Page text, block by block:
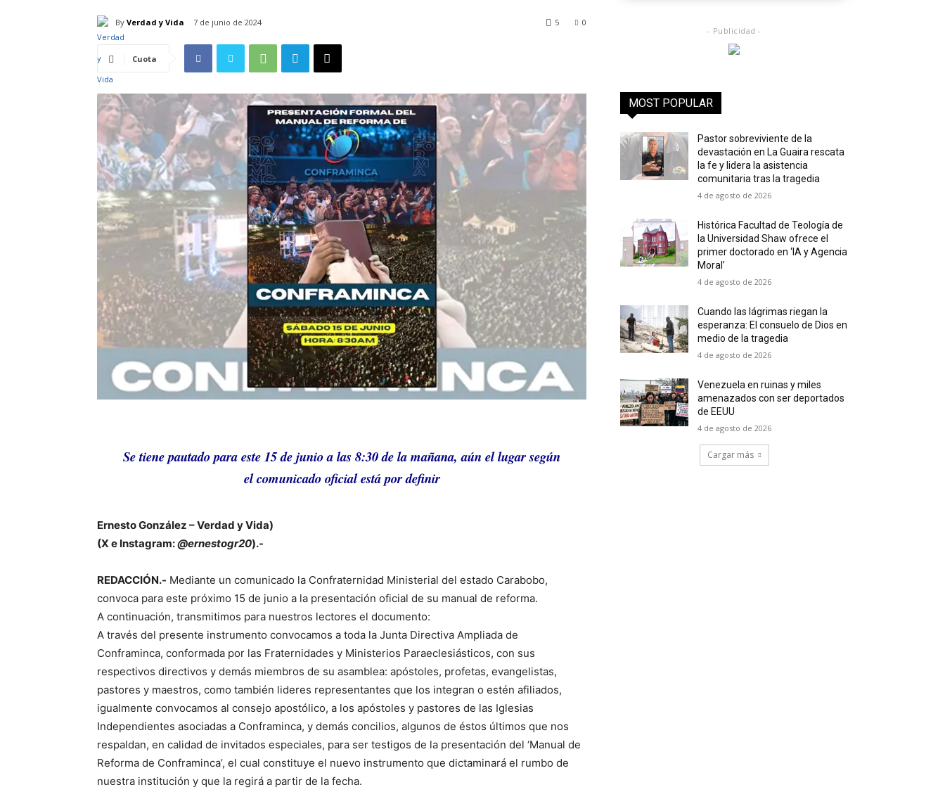
By Verdad y Vida 7 de junio de 2024 0
5
Cuota
Se tiene pautado para este 15 de junio a las 8:30 de la mañana, aún el lugar según
el comunicado oficial está por definir
Ernesto González – Verdad y Vida)
(X e Instagram:@ernestogr20).-
REDACCIÓN.- Mediante un comunicado la Confraternidad Ministerial del estado Carabobo,
convoca para este próximo 15 de junio a la presentación oficial de su manual de reforma.
A continuación, transmitimos para nuestros lectores el documento:
A través del presente instrumento convocamos a toda la Junta Directiva Ampliada de
Conframinca, conformada por las Fraternidades y Ministerios Paraeclesiásticos, con sus
respectivos directivos y demás miembros de su asamblea: apóstoles, profetas, evangelistas,
pastores y maestros, como también lideres representantes que los integran o estén afiliados,
igualmente convocamos al consejo apostólico, a los apóstoles y pastores de las Iglesias
Independientes asociadas a Conframinca, y demás concilios, algunos de éstos últimos que nos
respaldan, en calidad de invitados especiales, para ser testigos de la presentación del ‘Manual de
Reforma de Conframinca’, el cual constituye el nuevo instrumento que dictaminará el rumbo de
nuestra institución y que la regirá a partir de la fecha.
- Publicidad -
MOST POPULAR
Pastor sobreviviente de la
devastación en La Guaira rescata
la fe y lidera la asistencia
comunitaria tras la tragedia
4 de agosto de 2026
Histórica Facultad de Teología de
la Universidad Shaw ofrece el
primer doctorado en ‘IA y Agencia
Moral’
4 de agosto de 2026
Cuando las lágrimas riegan la
esperanza: El consuelo de Dios en
medio de la tragedia
4 de agosto de 2026
Venezuela en ruinas y miles
amenazados con ser deportados
de EEUU
4 de agosto de 2026
Cargar más